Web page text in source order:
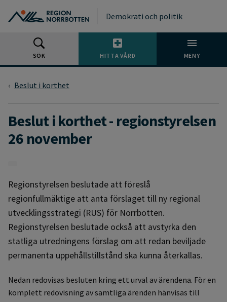
Demokrati och politik
SÖK HITTA VÅRD MENY
Beslut i korthet
Beslut i korthet - regionstyrelsen
26 november
Regionstyrelsen beslutade att föreslå
regionfullmäktige att anta förslaget till ny regional
utvecklingsstrategi (RUS) för Norrbotten.
Regionstyrelsen beslutade också att avstyrka den
statliga utredningens förslag om att redan beviljade
permanenta uppehållstillstånd ska kunna återkallas.
Nedan redovisas besluten kring ett urval av ärendena. För en
komplett redovisning av samtliga ärenden hänvisas till